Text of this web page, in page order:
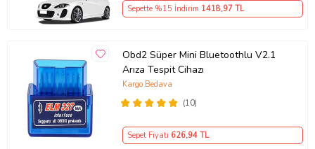
Sepette %15 İndirim 1418,97 TL
Obd2 Süper Mini Bluetoothlu V2.1
Arıza Tespit Cihazı
(10)
Kargo Bedava
Sepet Fiyatı 626,94 TL